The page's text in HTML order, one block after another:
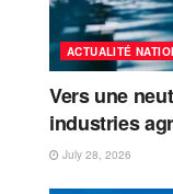
ACTUALITÉ
Vers une
industries
July 28, 2026